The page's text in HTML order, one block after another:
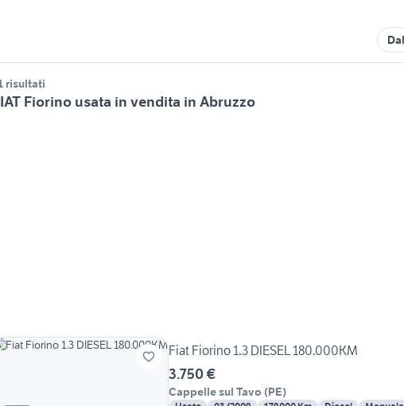
risultati
Fiorino usata in vendita in Abruzzo
Fiat Fiorino 1.3 DIESEL 180.000KM
3.750 €
Cappelle sul Tavo (PE)